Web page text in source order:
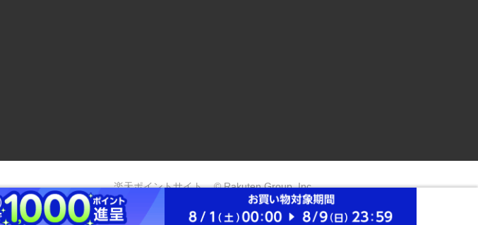
楽天ポイントサイト © Rakuten Group, Inc.